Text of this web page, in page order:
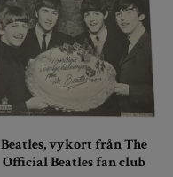
Beatles, vykort från The
Official Beatles fan club